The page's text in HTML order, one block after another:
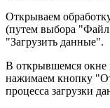
Открываем
(путем выбора
"Загрузить данные".
В открывшемся окне
нажимаем кнопку
процесса загрузки